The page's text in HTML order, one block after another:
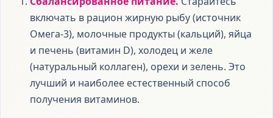
включать в рацион жирную рыбу (источник
Омега-3), молочные продукты (кальций), яйца
и печень (витамин D), холодец и желе
(натуральный коллаген), орехи и зелень. Это
лучший и наиболее естественный способ
получения витаминов.